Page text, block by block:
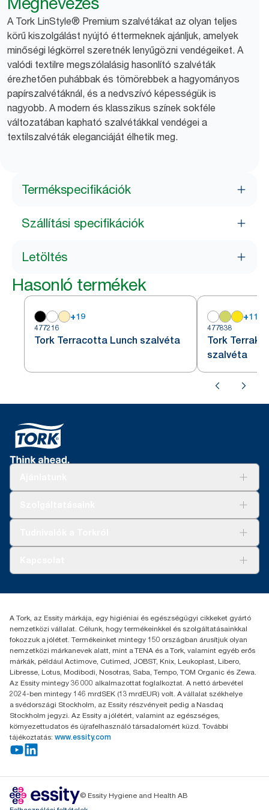
A Tork LinStyle® Premium szalvétákat az olyan teljes
körű kiszolgálást nyújtó éttermeknek ajánljuk, amelyek
minőségi légkörrel szeretnék lenyűgözni vendégeiket. A
valódi textilre megszólalásig hasonlító szalvéták
érezhetően puhábbak és tömörebbek a hagyományos
papírszalvétáknál, és a nedvszívó képességük is
nagyobb. A modern és klasszikus színek sokféle
változatában kapható szalvétákkal vendégei a
textilszalvéták eleganciáját élhetik meg.
Termékspecifikációk
Szállítási specifikációk
Letöltés
Hasonló termékek
+19
477216
Tork Terracotta Lunch szalvéta
+11
477838
Tork
szalvéta
+36 1 392 2176
H-1021 Budapest
Budakeszi út 51.
A Tork, az Essity márkája, egy higiéniai és egészségügyi cikkeket gyártó
nemzetközi vállalat. Célunk, hogy termékeinkkel és szolgáltatásainkkal
fokozzuk a jólétet. Termékeinket mintegy 150 országban árusítjuk olyan
nemzetközi márkanevek alatt, mint a TENA és a Tork, valamint egyéb erős
márkák, például Actimove, Cutimed, JOBST, Knix, Leukoplast, Libero,
Libresse, Lotus, Modibodi, Nosotras, Saba, Tempo, TOM Organic és Zewa.
Az Essity mintegy 36 000 alkalmazottat foglalkoztat. A nettó árbevétel
2024-ben mintegy 146 mrdSEK (13 mrdEUR) volt. A vállalat székhelye
a svédországi Stockholm, az Essity részvényeit pedig a Nasdaq
Stockholm jegyzi. Az Essity a jólétért, valamint az egészséges,
környezettudatos és újrafelhasználó társadalomért küzd. További
tájékoztatás: www.essity.com
© Essity Hygiene and Health AB